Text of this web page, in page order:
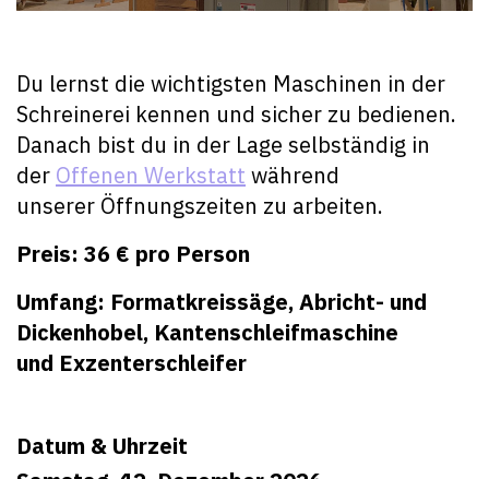
Du lernst die wichtigsten Maschinen in der
Schreinerei kennen und sicher zu bedienen.
Danach bist du in der Lage selbständig in
der Offenen Werkstatt während
unserer Öffnungszeiten zu arbeiten.
Preis: 36 € pro Person
Umfang: Formatkreissäge, Abricht- und
Dickenhobel, Kantenschleifmaschine
und Exzenterschleifer
Datum & Uhrzeit